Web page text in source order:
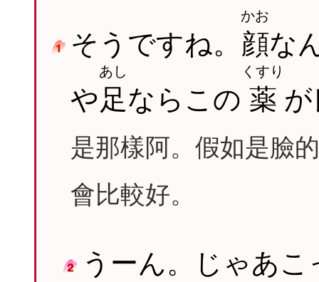
そうですね。 顔
かお
な
や足
あし
ならこの 薬
くすり
が
是那樣阿。假如是臉
會比較好。
うーん。じゃあ